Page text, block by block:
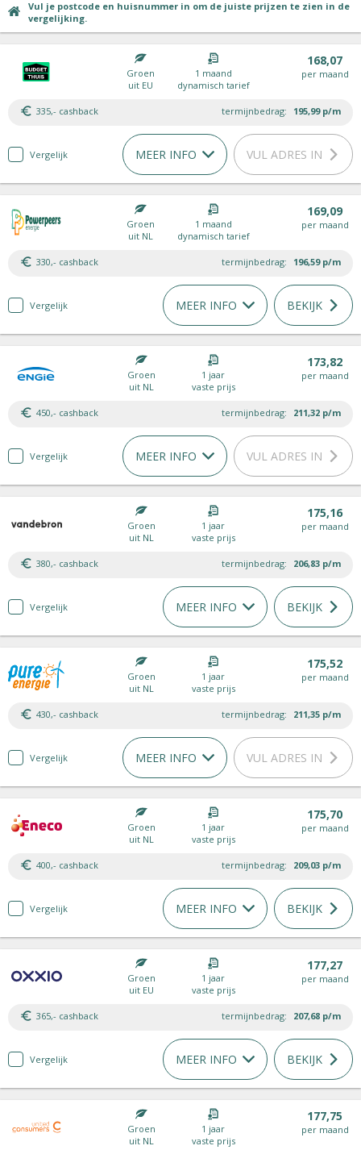
Vul je postcode en huisnummer in om de juiste prijzen te zien in de
vergelijking.
Groen
uit EU
1 maand
dynamisch tarief
168,07
per maand
335,- cashback termijnbedrag: 195,99 p/m
Vergelijk MEER INFO VUL ADRES IN
Groen
uit NL
1 maand
dynamisch tarief
169,09
per maand
330,- cashback termijnbedrag: 196,59 p/m
Vergelijk MEER INFO BEKIJK
Groen
uit NL
1 jaar
vaste prijs
173,82
per maand
450,- cashback termijnbedrag: 211,32 p/m
Vergelijk MEER INFO VUL ADRES IN
Groen
uit NL
1 jaar
vaste prijs
175,16
per maand
380,- cashback termijnbedrag: 206,83 p/m
Vergelijk MEER INFO BEKIJK
Groen
uit NL
1 jaar
vaste prijs
175,52
per maand
430,- cashback termijnbedrag: 211,35 p/m
Vergelijk MEER INFO VUL ADRES IN
Groen
uit NL
1 jaar
vaste prijs
175,70
per maand
400,- cashback termijnbedrag: 209,03 p/m
Vergelijk MEER INFO BEKIJK
Groen
uit EU
1 jaar
vaste prijs
177,27
per maand
365,- cashback termijnbedrag: 207,68 p/m
Vergelijk MEER INFO BEKIJK
Groen
uit NL
1 jaar
vaste prijs
177,75
per maand